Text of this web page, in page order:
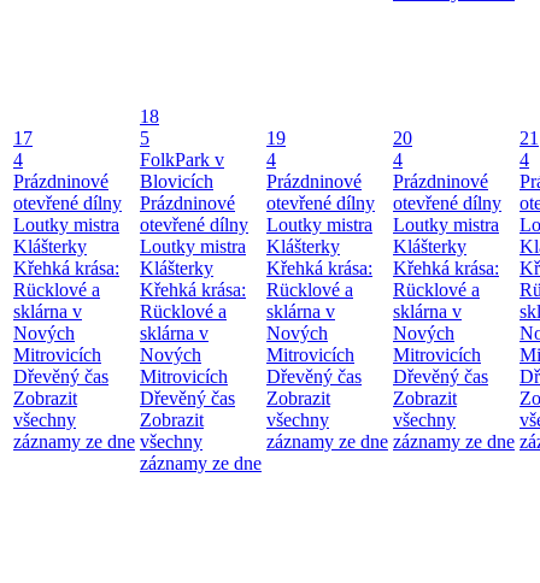
17
4
Prázdninové
otevřené dílny
Loutky mistra
Klášterky
Křehká krása:
Rücklové a
sklárna v
Nových
Mitrovicích
Dřevěný čas
Zobrazit
všechny
záznamy ze dne
18
5
FolkPark v
Blovicích
Prázdninové
otevřené dílny
Loutky mistra
Klášterky
Křehká krása:
Rücklové a
sklárna v
Nových
Mitrovicích
Dřevěný čas
Zobrazit
všechny
záznamy ze dne
19
4
Prázdninové
otevřené dílny
Loutky mistra
Klášterky
Křehká krása:
Rücklové a
sklárna v
Nových
Mitrovicích
Dřevěný čas
Zobrazit
všechny
záznamy ze dne
20
4
Prázdninové
otevřené dílny
Loutky mistra
Klášterky
Křehká krása:
Rücklové a
sklárna v
Nových
Mitrovicích
Dřevěný čas
Zobrazit
všechny
záznamy ze dne
21
4